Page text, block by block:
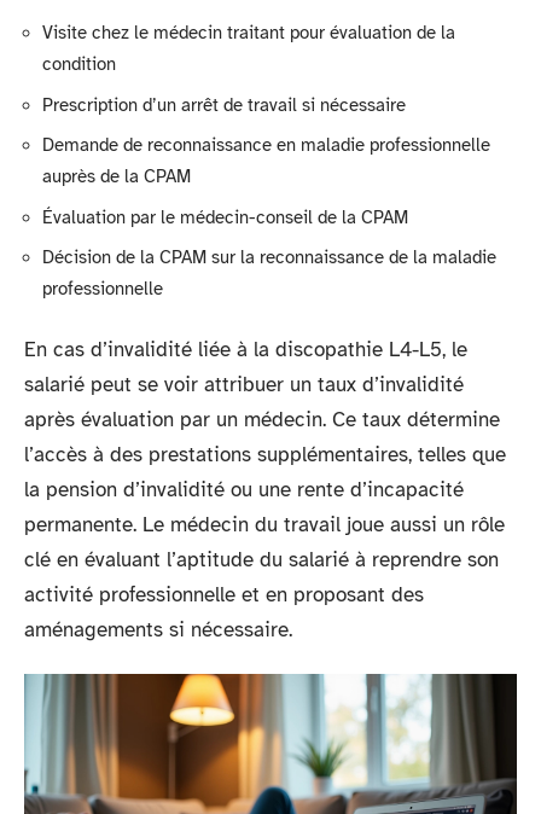
Visite chez le médecin traitant pour évaluation de la
condition
Prescription d’un arrêt de travail si nécessaire
Demande de reconnaissance en maladie professionnelle
auprès de la CPAM
Évaluation par le médecin-conseil de la CPAM
Décision de la CPAM sur la reconnaissance de la maladie
professionnelle
En cas d’invalidité liée à la discopathie L4-L5, le
salarié peut se voir attribuer un taux d’invalidité
après évaluation par un médecin. Ce taux détermine
l’accès à des prestations supplémentaires, telles que
la pension d’invalidité ou une rente d’incapacité
permanente. Le médecin du travail joue aussi un rôle
clé en évaluant l’aptitude du salarié à reprendre son
activité professionnelle et en proposant des
aménagements si nécessaire.